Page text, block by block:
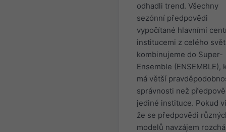
odhadli trend. Všechny
sezónní předpovědi
vypočítané hlavními
institucemi z celého
kombinujeme do Super-
Ensemble (ENSEMBLE),
má větší
správnosti než
jediné instituce. Pokud
že se předpovědi
modelů navzájem